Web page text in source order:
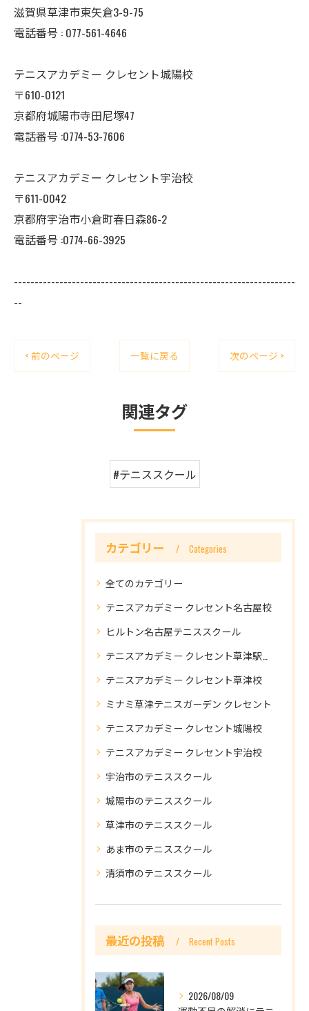
滋賀県草津市東矢倉3-9-75
電話番号 : 077-561-4646
テニスアカデミー クレセント城陽校
〒610-0121
京都府城陽市寺田尼塚47
電話番号 :0774-53-7606
テニスアカデミー クレセント宇治校
〒611-0042
京都府宇治市小倉町春日森86-2
電話番号 :0774-66-3925
--------------------------------------------------------------------
--
< 前のページ 一覧に戻る 次のページ >
関連タグ
#テニススクール
カテゴリー Categories
全てのカテゴリー
テニスアカデミー クレセント名古屋校
ヒルトン名古屋テニススクール
テニスアカデミー クレセント草津駅前校
テニスアカデミー クレセント草津校
ミナミ草津テニスガーデン クレセント
テニスアカデミー クレセント城陽校
テニスアカデミー クレセント宇治校
宇治市のテニススクール
城陽市のテニススクール
草津市のテニススクール
あま市のテニススクール
清須市のテニススクール
最近の投稿 Recent Posts
2026/08/09